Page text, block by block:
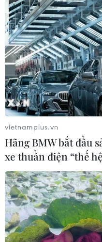
vietnamplus.vn
Hãng BMW bắt đầu
xe thuần điện “thế